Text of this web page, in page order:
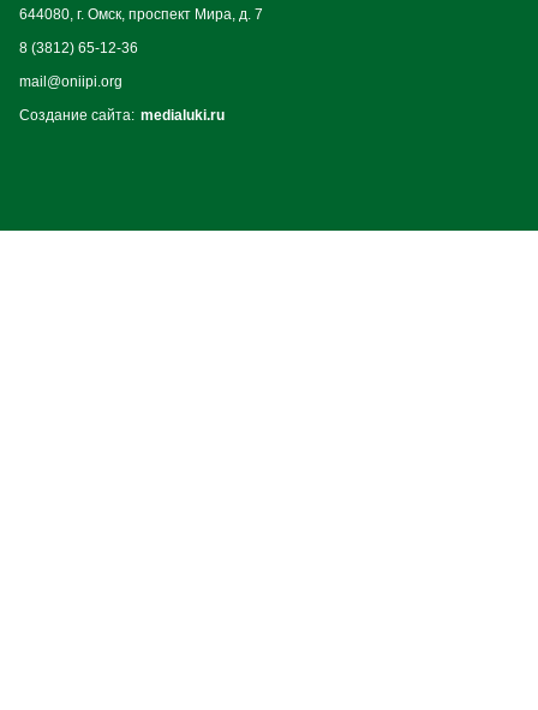
644080, г. Омск, проспект Мира, д. 7
8 (3812) 65-12-36
mail@oniipi.org
Создание сайта: medialuki.ru